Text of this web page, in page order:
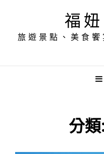
福
旅遊景點、美食
分